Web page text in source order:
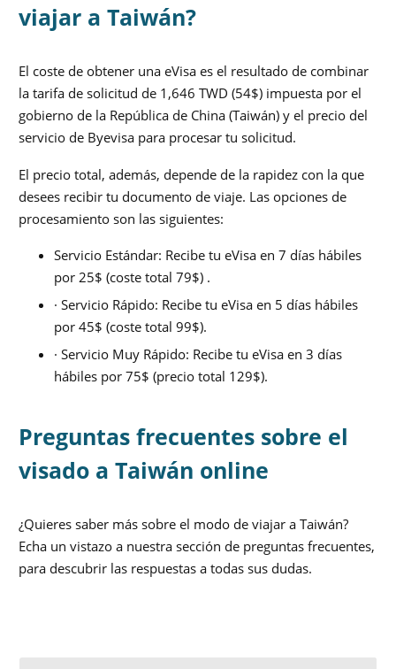
viajar a Taiwán?
El coste de obtener una eVisa es el resultado de combinar
la tarifa de solicitud de 1,646 TWD (54$) impuesta por el
gobierno de la República de China (Taiwán) y el precio del
servicio de Byevisa para procesar tu solicitud.
El precio total, además, depende de la rapidez con la que
desees recibir tu documento de viaje. Las opciones de
procesamiento son las siguientes:
Servicio Estándar: Recibe tu eVisa en 7 días hábiles
por 25$ (coste total 79$) .
· Servicio Rápido: Recibe tu eVisa en 5 días hábiles
por 45$ (coste total 99$).
· Servicio Muy Rápido: Recibe tu eVisa en 3 días
hábiles por 75$ (precio total 129$).
Preguntas frecuentes sobre el
visado a Taiwán online
¿Quieres saber más sobre el modo de viajar a Taiwán?
Echa un vistazo a nuestra sección de preguntas frecuentes,
para descubrir las respuestas a todas sus dudas.